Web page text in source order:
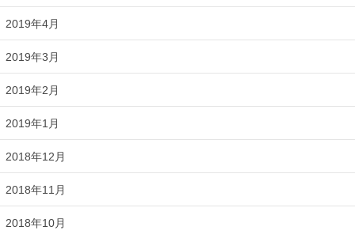
2019年4月
2019年3月
2019年2月
2019年1月
2018年12月
2018年11月
2018年10月